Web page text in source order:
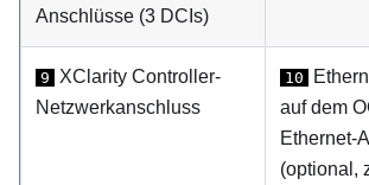
Anschlüsse (3 DCIs)
9 XClarity Controller-
Netzwerkanschluss
10
auf dem
Ethernet-
(optional,